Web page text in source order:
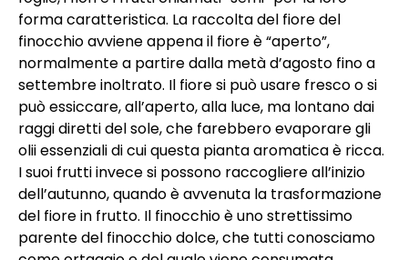
forma caratteristica. La raccolta del fiore del
finocchio avviene appena il fiore è “aperto”,
normalmente a partire dalla metà d’agosto fino a
settembre inoltrato. Il fiore si può usare fresco o si
può essiccare, all’aperto, alla luce, ma lontano dai
raggi diretti del sole, che farebbero evaporare gli
olii essenziali di cui questa pianta aromatica è ricca.
I suoi frutti invece si possono raccogliere all’inizio
dell’autunno, quando è avvenuta la trasformazione
del fiore in frutto. Il finocchio è uno strettissimo
parente del finocchio dolce, che tutti conosciamo